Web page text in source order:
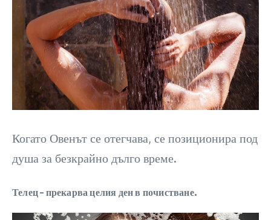
Когато Овенът се отегчава, се позиционира под
душа за безкрайно дълго време.
Телец – прекарва целия ден в почистване.